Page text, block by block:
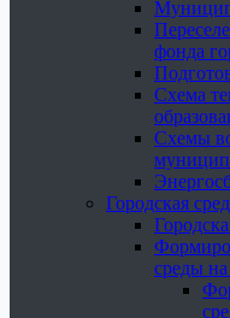
фонда
Схема
Схемы
Городская
среды